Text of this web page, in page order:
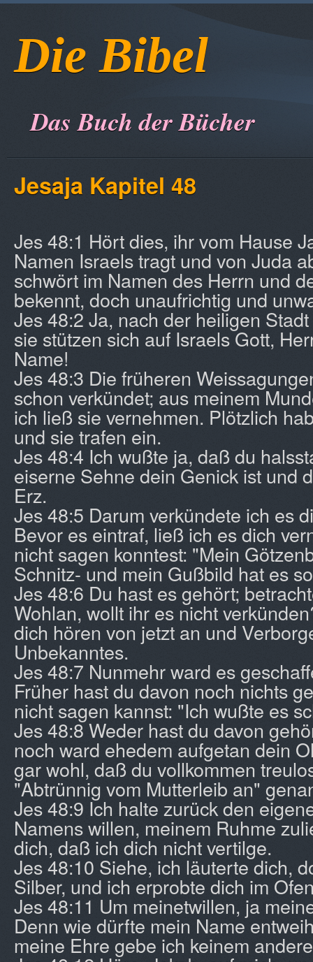
Die Bibel
Das Buch der Bücher
Jesaja Kapitel 48
Jes 48:1 Hört dies, ihr vom Hause
Namen Israels tragt und von Juda
schwört im Namen des Herrn und
bekennt, doch unaufrichtig und
Jes 48:2 Ja, nach der heiligen
sie stützen sich auf Israels Gott,
Name!
Jes 48:3 Die früheren
schon verkündet; aus meinem
ich ließ sie vernehmen. Plötzlich
und sie trafen ein.
Jes 48:4 Ich wußte ja, daß du
eiserne Sehne dein Genick ist und
Erz.
Jes 48:5 Darum verkündete ich es
Bevor es eintraf, ließ ich es dich
nicht sagen konntest: "Mein
Schnitz- und mein Gußbild hat es
Jes 48:6 Du hast es gehört;
Wohlan, wollt ihr es nicht
dich hören von jetzt an und
Unbekanntes.
Jes 48:7 Nunmehr ward es
Früher hast du davon noch nichts
nicht sagen kannst: "Ich wußte es
Jes 48:8 Weder hast du davon
noch ward ehedem aufgetan dein
gar wohl, daß du vollkommen
"Abtrünnig vom Mutterleib an"
Jes 48:9 Ich halte zurück den
Namens willen, meinem Ruhme
dich, daß ich dich nicht vertilge.
Jes 48:10 Siehe, ich läuterte dich,
Silber, und ich erprobte dich im
Jes 48:11 Um meinetwillen, ja
Denn wie dürfte mein Name
meine Ehre gebe ich keinem